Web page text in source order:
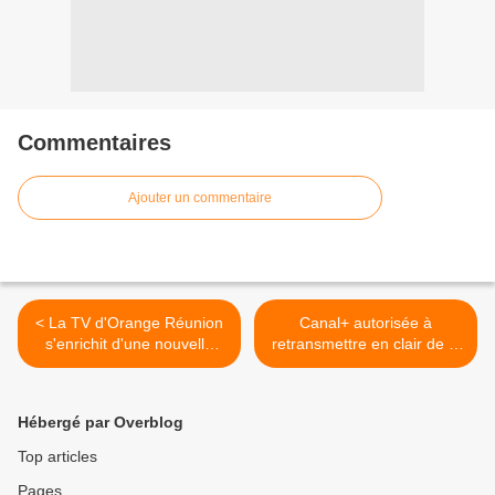
Commentaires
Ajouter un commentaire
< La TV d'Orange Réunion
s'enrichit d'une nouvelle
chaîne !
Canal+ autorisée à
retransmettre en clair de la
Cérémonie des César >
Hébergé par Overblog
Top articles
Pages